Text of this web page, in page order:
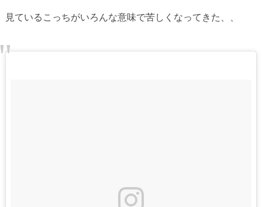
見ているこっちがいろんな意味で苦しくなってきた、、